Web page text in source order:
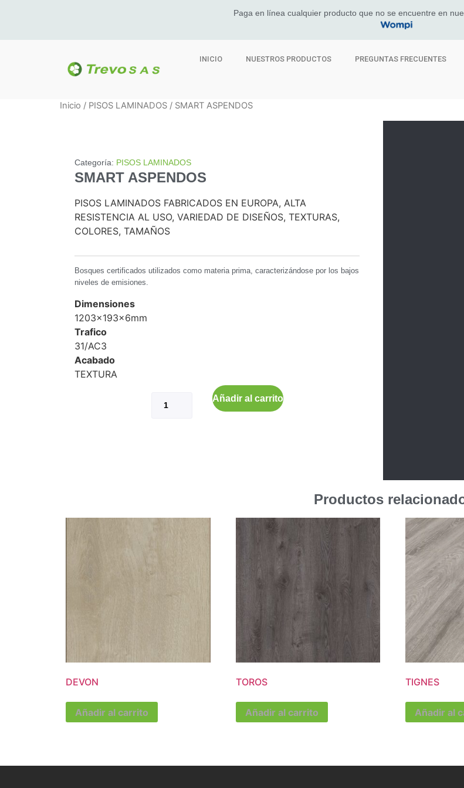
Paga en línea cualquier producto que no se encuentre en
INICIO NUESTROS PRODUCTOS PREGUNTAS FRECUENTES
Inicio / PISOS LAMINADOS / SMART ASPENDOS
Categoría: PISOS LAMINADOS
SMART ASPENDOS
PISOS LAMINADOS FABRICADOS EN EUROPA, ALTA
RESISTENCIA AL USO, VARIEDAD DE DISEÑOS, TEXTURAS,
COLORES, TAMAÑOS
Bosques certificados utilizados como materia prima, caracterizándose por los bajos
niveles de emisiones.
Dimensiones
1203x193x6mm
Trafico
31/AC3
Acabado
TEXTURA
Añadir al carrito
Productos
DEVON
Añadir al carrito
TOROS
Añadir al carrito
TIGNES
Añadir al